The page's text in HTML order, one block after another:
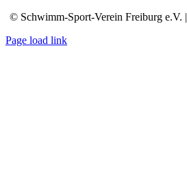
© Schwimm-Sport-Verein Freiburg e.V. |
Page load link